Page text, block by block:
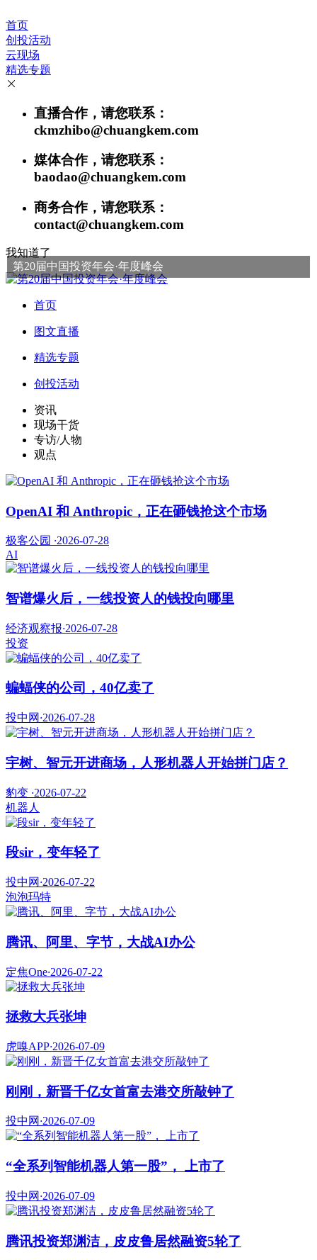
首页
创投活动
云现场
精选专题
直播合作，请您联系：
ckmzhibo@chuangkem.com
媒体合作，请您联系：
baodao@chuangkem.com
商务合作，请您联系：
contact@chuangkem.com
我知道了
第20届中国投资年会·年度峰会
首页
图文直播
精选专题
创投活动
资讯
现场干货
专访/人物
观点
OpenAI 和 Anthropic，正在砸钱抢这个市场
极客公园 ·2026-07-28
AI
智谱爆火后，一线投资人的钱投向哪里
经济观察报·2026-07-28
投资
蝙蝠侠的公司，40亿卖了
投中网 ·2026-07-28
宇树、智元开进商场，人形机器人开始拼门店？
豹变 ·2026-07-22
机器人
段sir，变年轻了
投中网 ·2026-07-22
泡泡玛特
腾讯、阿里、字节，大战AI办公
定焦One·2026-07-22
拯救大兵张坤
虎嗅APP·2026-07-09
刚刚，新晋千亿女首富去港交所敲钟了
投中网 ·2026-07-09
“全系列智能机器人第一股”， 上市了
投中网 ·2026-07-09
腾讯投资郑渊洁，皮皮鲁居然融资5轮了